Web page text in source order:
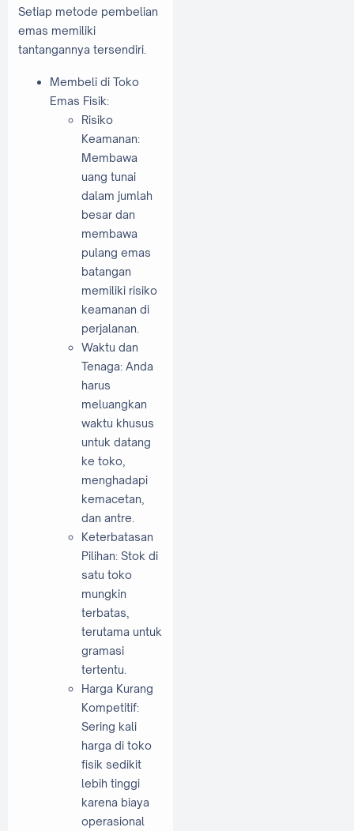
Setiap metode pembelian
emas memiliki
tantangannya tersendiri.
Membeli di Toko
Emas Fisik:
Risiko
Keamanan:
Membawa
uang tunai
dalam jumlah
besar dan
membawa
pulang emas
batangan
memiliki risiko
keamanan di
perjalanan.
Waktu dan
Tenaga: Anda
harus
meluangkan
waktu khusus
untuk datang
ke toko,
menghadapi
kemacetan,
dan antre.
Keterbatasan
Pilihan: Stok di
satu toko
mungkin
terbatas,
terutama untuk
gramasi
tertentu.
Harga Kurang
Kompetitif:
Sering kali
harga di toko
fisik sedikit
lebih tinggi
karena biaya
operasional